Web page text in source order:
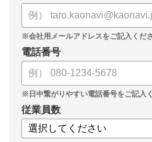
電話番号
従業員数